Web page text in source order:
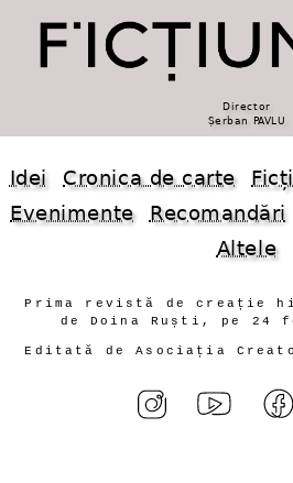
Director
Șerban PAVLU
Idei Cronica de carte
Evenimente
Recomandări
Altele
Prima revistă de creație
de Doina Ruști, pe 24
Editată de Asociația